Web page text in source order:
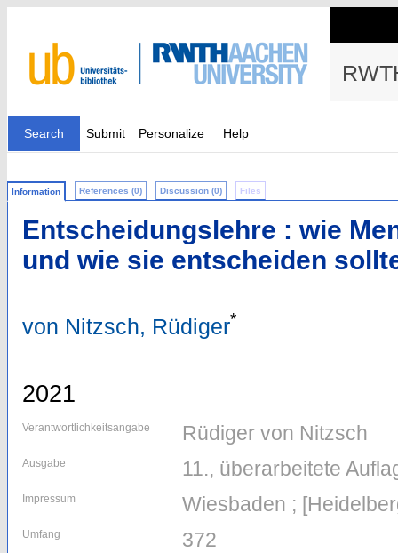
Search Submit Personalize Help
Information References (0) Discussion (0) Files
Entscheidungslehre : wie
und wie sie entscheiden
von Nitzsch, Rüdiger*
2021
Verantwortlichkeitsangabe Rüdiger von Nitzsch
Ausgabe 11., überarbeitete
Impressum Wiesbaden ;
Umfang 372